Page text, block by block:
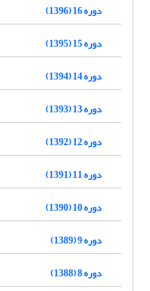
دوره 16 (1396)
دوره 15 (1395)
دوره 14 (1394)
دوره 13 (1393)
دوره 12 (1392)
دوره 11 (1391)
دوره 10 (1390)
دوره 9 (1389)
دوره 8 (1388)